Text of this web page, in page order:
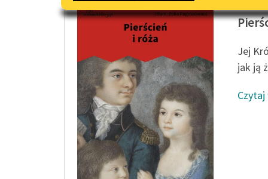
Jej
jak ją
Czytaj